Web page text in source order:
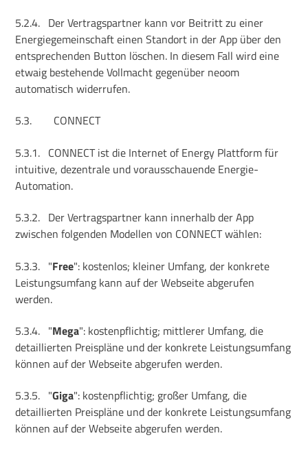
5.2.4. Der Vertragspartner kann vor Beitritt zu einer
Energiegemeinschaft einen Standort in der App über den
entsprechenden Button löschen. In diesem Fall wird eine
etwaig bestehende Vollmacht gegenüber neoom
automatisch widerrufen.
5.3.
CONNECT
5.3.1. CONNECT ist die Internet of Energy Plattform für
intuitive, dezentrale und vorausschauende Energie-
Automation.
5.3.2. Der Vertragspartner kann innerhalb der App
zwischen folgenden Modellen von CONNECT wählen:
5.3.3. "Free": kostenlos; kleiner Umfang, der konkrete
Leistungsumfang kann auf der Webseite abgerufen
werden.
5.3.4. "Mega": kostenpflichtig; mittlerer Umfang, die
detaillierten Preispläne und der konkrete Leistungsumfang
können auf der Webseite abgerufen werden.
5.3.5. "Giga": kostenpflichtig; großer Umfang, die
detaillierten Preispläne und der konkrete Leistungsumfang
können auf der Webseite abgerufen werden.